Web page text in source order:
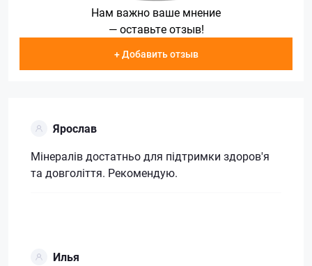
Нам важно ваше мнение
— оставьте отзыв!
+ Добавить отзыв
Ярослав
Мінералів достатньо для підтримки здоров'я
та довголіття. Рекомендую.
Илья